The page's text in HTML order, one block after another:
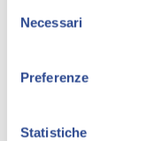
delNecessari
Preferenze
Statistiche
Domenico e
settore della
volumi di indubbio
incentrata su alcuni